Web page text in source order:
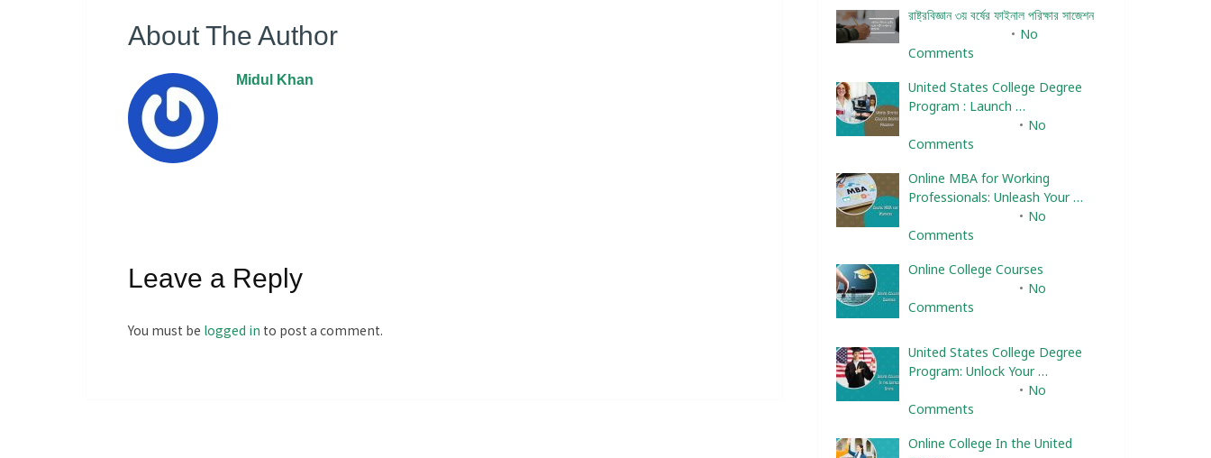
About The Author
Midul Khan
Leave a Reply
You must be logged in to post a comment.
রাষ্ট্রবিজ্ঞান ৩য় বর্ষের ফাইনাল পরিক্ষার সাজেশন
No
Comments
United States College Degree
Program : Launch …
No
Comments
Online MBA for Working
Professionals: Unleash Your …
No
Comments
Online College Courses
No
Comments
United States College Degree
Program: Unlock Your …
No
Comments
Online College In the United